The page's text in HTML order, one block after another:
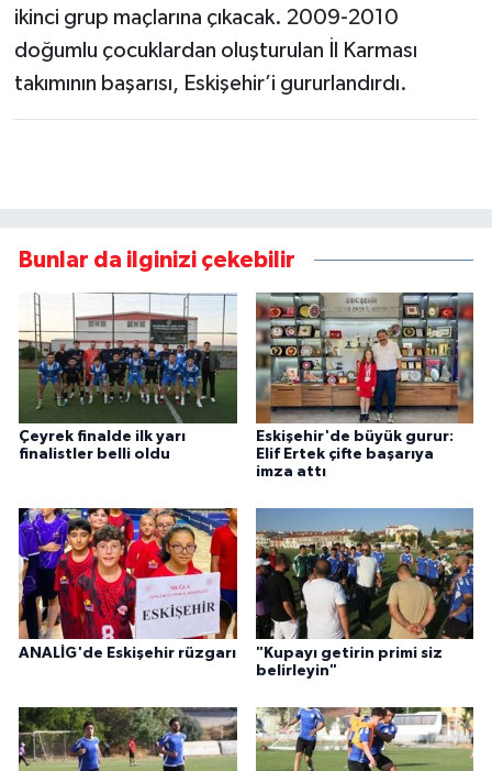
ikinci grup maçlarına çıkacak. 2009-2010
doğumlu çocuklardan oluşturulan İl Karması
takımının başarısı, Eskişehir’i gururlandırdı.
Bunlar da ilginizi çekebilir
Çeyrek finalde ilk yarı
finalistler belli oldu
Eskişehir'de büyük gurur:
Elif Ertek çifte başarıya
imza attı
ANALİG'de Eskişehir rüzgarı
"Kupayı getirin primi siz
belirleyin"